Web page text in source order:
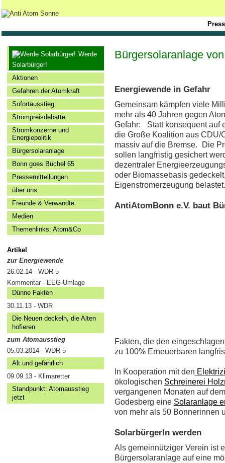
Werde
Solarbürger!
Aktionen
Gefahren der Atomkraft
Sofortausstieg
Strompreisdebatte
Stromkonzerne und
Energiepolitik
Bürgersolaranlage
Bonn goes Büchel 65
Pressemitteilungen
über uns
Freunde & Verwandte.
Medien
Themenlinks: Atom&Co
Artikel
zur Energiewende
26.02.14 - WDR 5
Kommentar - EEG-Umlage
Dünne Fakten
30.11.13 - WDR
Die Neuen deckeln, die Alten
hofieren
zum Atomausstieg
05.03.2014 - WDR 5
Alt und gefährlich
09.09.13 - Klimaretter
Standpunkt: Atomausstieg
jetzt
Bürgersolaranlage
Energiewende in Gefahr
Gemeinsam kämpfen viele
mehr als 40 Jahren gegen
Gefahr: Statt konsequent auf
die Große Koalition aus CDU/
massiv auf die Bremse. Die
sollen langfristig gesichert
dezentraler
oder Biomassebasis
Eigenstromerzeugung
AntiAtomBonn e.V. baut
Fakten, die den
zu 100% Erneuerbaren
In Kooperation mit den
ökologischen Schreinerei
vergangenen Monaten auf
Godesberg eine Solaranlage
von mehr als 50 Bonnerinnen
SolarbürgerIn werden
Als gemeinnütziger Verein ist
Bürgersolaranlage auf eine